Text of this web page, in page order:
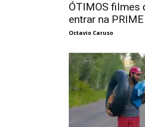
ÓTIMOS filmes
entrar na PRIME
Octavio Caruso